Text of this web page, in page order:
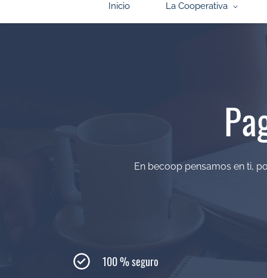
Inicio La Cooperativa
En becoop pensamos en ti,
100 % seguro